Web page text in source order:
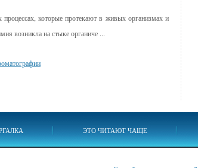
которые протекают в живых организмах и
возникла на стыке органиче ...
ЭТО ЧИТАЮТ ЧАЩЕ